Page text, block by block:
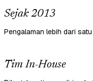
Sejak 2013
Pengalaman lebih dari
Tim In-House